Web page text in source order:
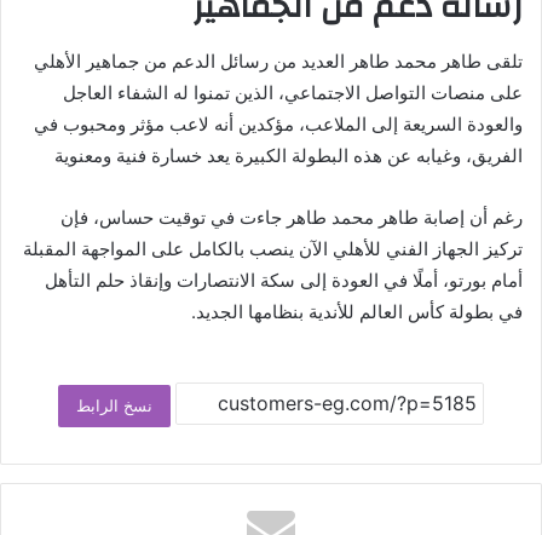
تلقى طاهر محمد طاهر العديد من رسائل الدعم من جماهير الأهلي
على منصات التواصل الاجتماعي، الذين تمنوا له الشفاء العاجل
والعودة السريعة إلى الملاعب، مؤكدين أنه لاعب مؤثر ومحبوب في
الفريق، وغيابه عن هذه البطولة الكبيرة يعد خسارة فنية ومعنوية
رغم أن إصابة طاهر محمد طاهر جاءت في توقيت حساس، فإن
تركيز الجهاز الفني للأهلي الآن ينصب بالكامل على المواجهة المقبلة
أمام بورتو، أملًا في العودة إلى سكة الانتصارات وإنقاذ حلم التأهل
في بطولة كأس العالم للأندية بنظامها الجديد.
نسخ الرابط